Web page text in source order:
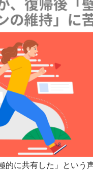
グといっ
ンに最適
習
クで練習
ルアップ
ワンクリ
的に共有した」という